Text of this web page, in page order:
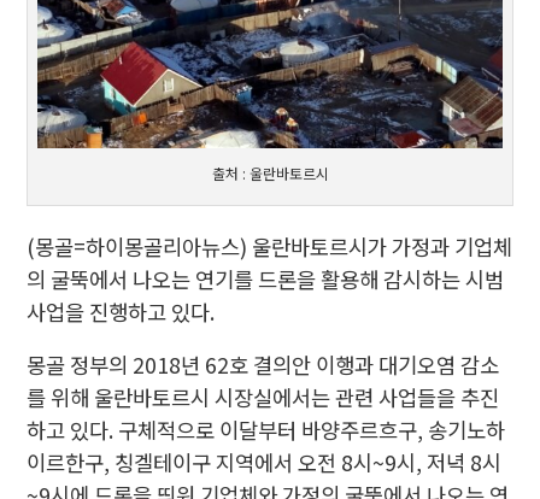
출처 : 울란바토르시
(몽골=하이몽골리아뉴스) 울란바토르시가 가정과 기업체
의 굴뚝에서 나오는 연기를 드론을 활용해 감시하는 시범
사업을 진행하고 있다.
몽골 정부의 2018년 62호 결의안 이행과 대기오염 감소
를 위해 울란바토르시 시장실에서는 관련 사업들을 추진
하고 있다. 구체적으로 이달부터 바양주르흐구, 송기노하
이르한구, 칭겔테이구 지역에서 오전 8시~9시, 저녁 8시